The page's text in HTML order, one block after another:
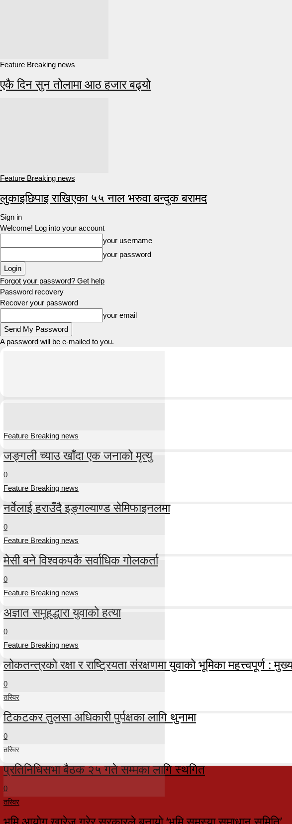
Feature Breaking news
एकै दिन सुन तोलामा आठ हजार बढ्यो
Feature Breaking news
लुकाइछिपाइ राखिएका ५५ नाल भरुवा बन्दुक बरामद
Sign in
Welcome! Log into your account
your username
your password
Forgot your password? Get help
Password recovery
Recover your password
your email
A password will be e-mailed to you.
Feature Breaking news
जङ्गली च्याउ खाँदा एक जनाको मृत्यु
0
Feature Breaking news
नर्वेलाई हराउँदै इङ्गल्याण्ड सेमिफाइनलमा
0
Feature Breaking news
मेसी बने विश्वकपकै सर्वाधिक गोलकर्ता
0
Feature Breaking news
अज्ञात समूहद्धारा युवाको हत्या
0
Feature Breaking news
लोकतन्त्रको रक्षा र राष्ट्रियता संरक्षणमा युवाको भूमिका महत्त्वपूर्ण :
0
तस्विर
टिकटकर तुलसा अधिकारी पुर्पक्षका लागि थुनामा
0
तस्विर
प्रतिनिधिसभा बैठक २५ गते सम्मका लागि स्थगित
0
तस्विर